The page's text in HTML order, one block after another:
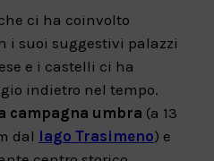
ci ha coinvolto
i suoi suggestivi palazzi
e i castelli ci ha
indietro nel tempo.
campagna umbra (a 13
dal lago Trasimeno) e